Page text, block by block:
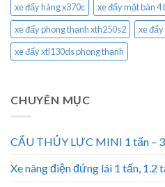
xe đẩy hàng x370c
xe đẩy mặt bàn 4
xe đẩy phong thạnh xth250s2
xe
xe đẩy xtl130ds phong thạnh
CHUYÊN MỤC
CẨU THỦY LỰC MINI 1 tấn –
Xe nâng điện đứng lái 1 tấn, 1.2